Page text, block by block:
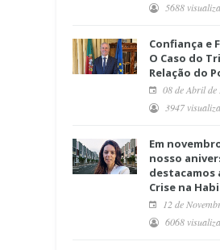
5688
Confiança e
O Caso do
Relação do
08 de Abril de
3947
Em
nosso
destacamos
Crise na
12 de
6068